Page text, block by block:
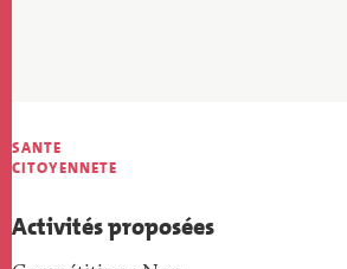
SANTE
CITOYENNETE
Activités proposées